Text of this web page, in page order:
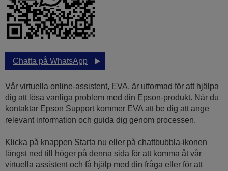
Chatta på WhatsApp
Vår virtuella online-assistent, EVA, är utformad för att hjälpa
dig att lösa vanliga problem med din Epson-produkt. När du
kontaktar Epson Support kommer EVA att be dig att ange
relevant information och guida dig genom processen.
Klicka på knappen Starta nu eller på chattbubbla-ikonen
längst ned till höger på denna sida för att komma åt vår
virtuella assistent och få hjälp med din fråga eller för att